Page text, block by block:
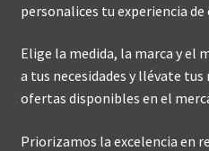
personalices tu experiencia de
Elige la medida, la marca y el
a tus necesidades y llévate
ofertas disponibles en el
Priorizamos la excelencia en